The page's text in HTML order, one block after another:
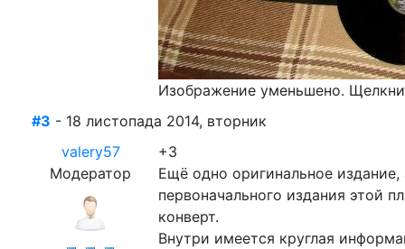
Изображение уменьшено.
#3 - 18 листопада 2014, вторник
valery57
Модератор
+3
Ещё одно оригинальное
первоначального издания этой
конверт.
Внутри имеется круглая